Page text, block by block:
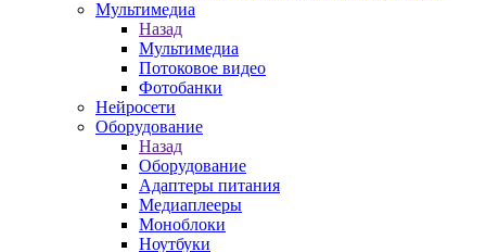
Мультимедиа
Назад
Мультимедиа
Потоковое видео
Фотобанки
Нейросети
Оборудование
Назад
Оборудование
Адаптеры питания
Медиаплееры
Моноблоки
Ноутбуки